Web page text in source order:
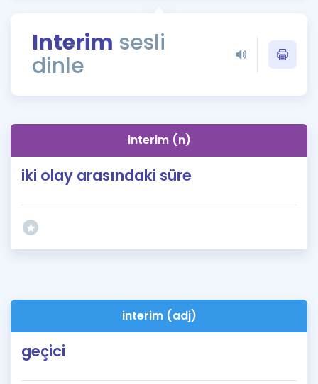
Rehberlik Aracı
ÖSYM Sınav Takvimi
İngilizce Gramer
Interim sesli
dinle
interim (n)
iki olay arasındaki süre
interim (adj)
geçici